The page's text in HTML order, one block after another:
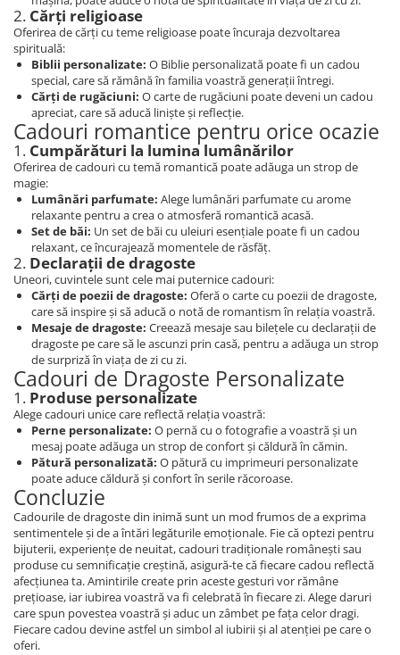
2. Cărți religioase
Oferirea de cărți cu teme religioase poate încuraja dezvoltarea
spirituală:
Biblii personalizate: O Biblie personalizată poate fi un cadou
special, care să rămână în familia voastră generații întregi.
Cărți de rugăciuni: O carte de rugăciuni poate deveni un cadou
apreciat, care să aducă liniște și reflecție.
Cadouri romantice pentru orice ocazie
1. Cumpărături la lumina lumânărilor
Oferirea de cadouri cu temă romantică poate adăuga un strop de
magie:
Lumânări parfumate: Alege lumânări parfumate cu arome
relaxante pentru a crea o atmosferă romantică acasă.
Set de băi: Un set de băi cu uleiuri esențiale poate fi un cadou
relaxant, ce încurajează momentele de răsfăț.
2. Declarații de dragoste
Uneori, cuvintele sunt cele mai puternice cadouri:
Cărți de poezii de dragoste: Oferă o carte cu poezii de dragoste,
care să inspire și să aducă o notă de romantism în relația voastră.
Mesaje de dragoste: Creează mesaje sau bilețele cu declarații de
dragoste pe care să le ascunzi prin casă, pentru a adăuga un strop
de surpriză în viața de zi cu zi.
Cadouri de Dragoste Personalizate
1. Produse personalizate
Alege cadouri unice care reflectă relația voastră:
Perne personalizate: O pernă cu o fotografie a voastră și un
mesaj poate adăuga un strop de confort și căldură în cămin.
Pătură personalizată: O pătură cu imprimeuri personalizate
poate aduce căldură și confort în serile răcoroase.
Concluzie
Cadourile de dragoste din inimă sunt un mod frumos de a exprima
sentimentele și de a întări legăturile emoționale. Fie că optezi pentru
bijuterii, experiențe de neuitat, cadouri tradiționale românești sau
produse cu semnificație creștină, asigură-te că fiecare cadou reflectă
afecțiunea ta. Amintirile create prin aceste gesturi vor rămâne
prețioase, iar iubirea voastră va fi celebrată în fiecare zi. Alege daruri
care spun povestea voastră și aduc un zâmbet pe fața celor dragi.
Fiecare cadou devine astfel un simbol al iubirii și al atenției pe care o
oferi.